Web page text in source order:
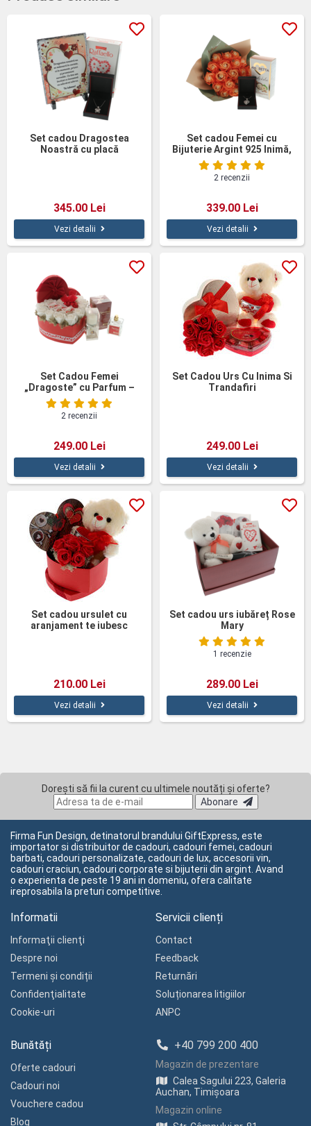
Set cadou Dragostea
Noastră cu placă
345.00 Lei
Vezi detalii
Set cadou Femei cu
Bijuterie Argint 925 Inimă,
buchet 19 Trandafiri și
Praline
2 recenzii
339.00 Lei
Vezi detalii
Set Cadou Femei
„Dragoste” cu Parfum –
Aranjament Floral cu
Ciocolată și Lumânare
2 recenzii
249.00 Lei
Vezi detalii
Set Cadou Urs Cu Inima Si
Trandafiri
249.00 Lei
Vezi detalii
Set cadou ursulet cu
aranjament te iubesc
210.00 Lei
Vezi detalii
Set cadou urs iubăreț Rose
Mary
1 recenzie
289.00 Lei
Vezi detalii
Dorești să fii la curent cu ultimele noutăți și oferte?
Abonare
Firma Fun Design, detinatorul brandului GiftExpress, este
importator si distribuitor de cadouri, cadouri femei, cadouri
barbati, cadouri personalizate, cadouri de lux, accesorii vin,
cadouri craciun, cadouri corporate si bijuterii din argint. Avand
o experienta de peste 19 ani in domeniu, ofera calitate
ireprosabila la preturi competitive.
Informatii
Informaţii clienţi
Despre noi
Termeni și condiții
Confidenţialitate
Cookie-uri
Servicii clienți
Contact
Feedback
Returnări
Soluționarea litigiilor
ANPC
Bunătăți
Oferte cadouri
Cadouri noi
Vouchere cadou
Blog
+40 799 200 400
Magazin de prezentare
Calea Sagului 223, Galeria
Auchan, Timișoara
Magazin online